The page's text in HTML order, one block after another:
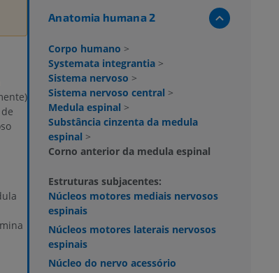
Anatomia humana 2
Corpo humano >
Systemata integrantia >
Sistema nervoso >
Sistema nervoso central >
Medula espinal >
Substância cinzenta da medula
espinal >
Corno anterior da medula espinal
Estruturas subjacentes:
Núcleos motores mediais nervosos
espinais
Núcleos motores laterais nervosos
espinais
Núcleo do nervo acessório